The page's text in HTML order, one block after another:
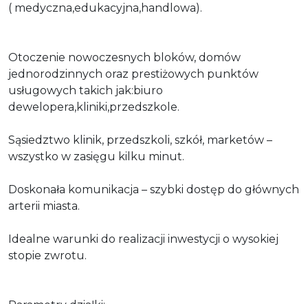
( medyczna,edukacyjna,handlowa).
Otoczenie nowoczesnych bloków, domów
jednorodzinnych oraz prestiżowych punktów
usługowych takich jak:biuro
dewelopera,kliniki,przedszkole.
Sąsiedztwo klinik, przedszkoli, szkół, marketów –
wszystko w zasięgu kilku minut.
Doskonała komunikacja – szybki dostęp do głównych
arterii miasta.
Idealne warunki do realizacji inwestycji o wysokiej
stopie zwrotu.